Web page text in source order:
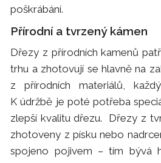
poškrábání.
Přírodní a tvrzený kámen
Dřezy z přírodních kamenů
trhu a zhotovují se hlavně na
z přírodních materiálů,
K údržbě je poté potřeba
zlepší kvalitu dřezu. Dřezy z
zhotoveny z písku nebo
spojeno pojivem – tím bývá